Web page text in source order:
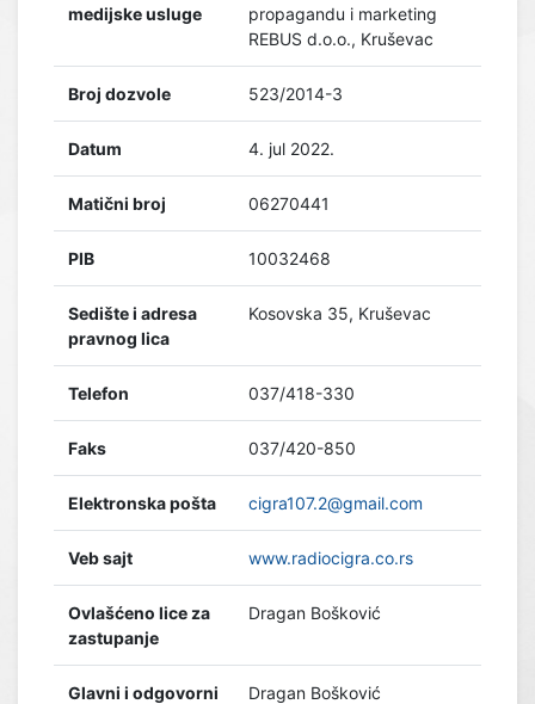
medijske usluge
propagandu i marketing
REBUS d.o.o., Kruševac
Broj dozvole 523/2014-3
Datum 4. jul 2022.
Matični broj 06270441
PIB 10032468
Sedište i adresa
pravnog lica
Kosovska 35, Kruševac
Telefon 037/418-330
Faks 037/420-850
Elektronska pošta cigra107.2@gmail.com
Veb sajt www.radiocigra.co.rs
Ovlašćeno lice za
zastupanje
Dragan Bošković
Glavni i odgovorni
Dragan Bošković